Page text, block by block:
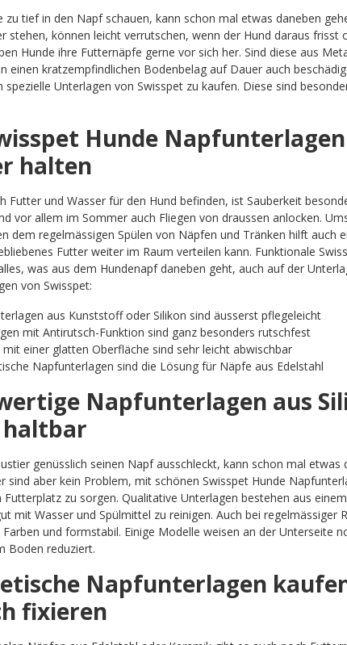
zu tief in den Napf schauen, kann schon mal etwas daneben
stehen, können leicht verrutschen, wenn der Hund daraus
Hunde ihre Futternäpfe gerne vor sich her. Sind diese aus
einen kratzempfindlichen Bodenbelag auf Dauer auch
spezielle Unterlagen von Swisspet zu kaufen. Diese sind
Hunde
halten
Futter und Wasser für den Hund befinden, ist Sauberkeit
vor allem im Sommer auch Fliegen von draussen anlocken.
dem regelmässigen Spülen von Näpfen und Tränken hilft auch
Futter weiter im Raum verteilen kann. Funktionale
was aus dem Hundenapf daneben geht, auch auf der
von Swisspet:
aus Kunststoff oder Silikon sind äusserst pflegeleicht
mit Antirutsch-Funktion sind ganz besonders rutschfest
einer glatten Oberfläche sind sehr leicht abwischbar
Napfunterlagen sind die Lösung für Näpfe aus Edelstahl
Napfunterlagen aus
haltbar
genüsslich seinen Napf ausschleckt, kann schon mal
sind aber kein Problem, mit schönen Swisspet Hunde
Futterplatz zu sorgen. Qualitative Unterlagen bestehen aus
mit Wasser und Spülmittel zu reinigen. Auch bei regelmässiger
und formstabil. Einige Modelle weisen an der Unterseite
Boden reduziert.
Napfunterlagen
fixieren